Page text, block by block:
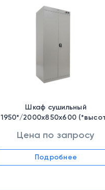
Шкаф сушильный
1950*/2000x850x600
S30799015002
Цена по запросу
Подробнее